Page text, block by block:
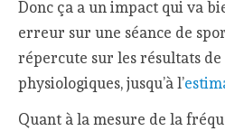
Donc ça a un impact qui va
erreur sur une séance de
répercute sur les résultats
physiologiques, jusqu’à l’
Quant à la mesure de la